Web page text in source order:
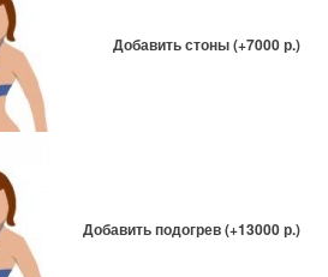
Добавить стоны (+7000 р.)
Добавить подогрев (+13000 р.)